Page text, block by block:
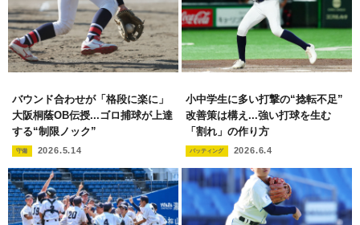
バウンド合わせが「格段に楽に」
大阪桐蔭OB伝授...ゴロ捕球が上達
する“制限ノック”
守備 2026.5.14
小中学生に多い打撃の“捻転不足”
改善策は構え...強い打球を生む
「割れ」の作り方
バッティング 2026.6.4